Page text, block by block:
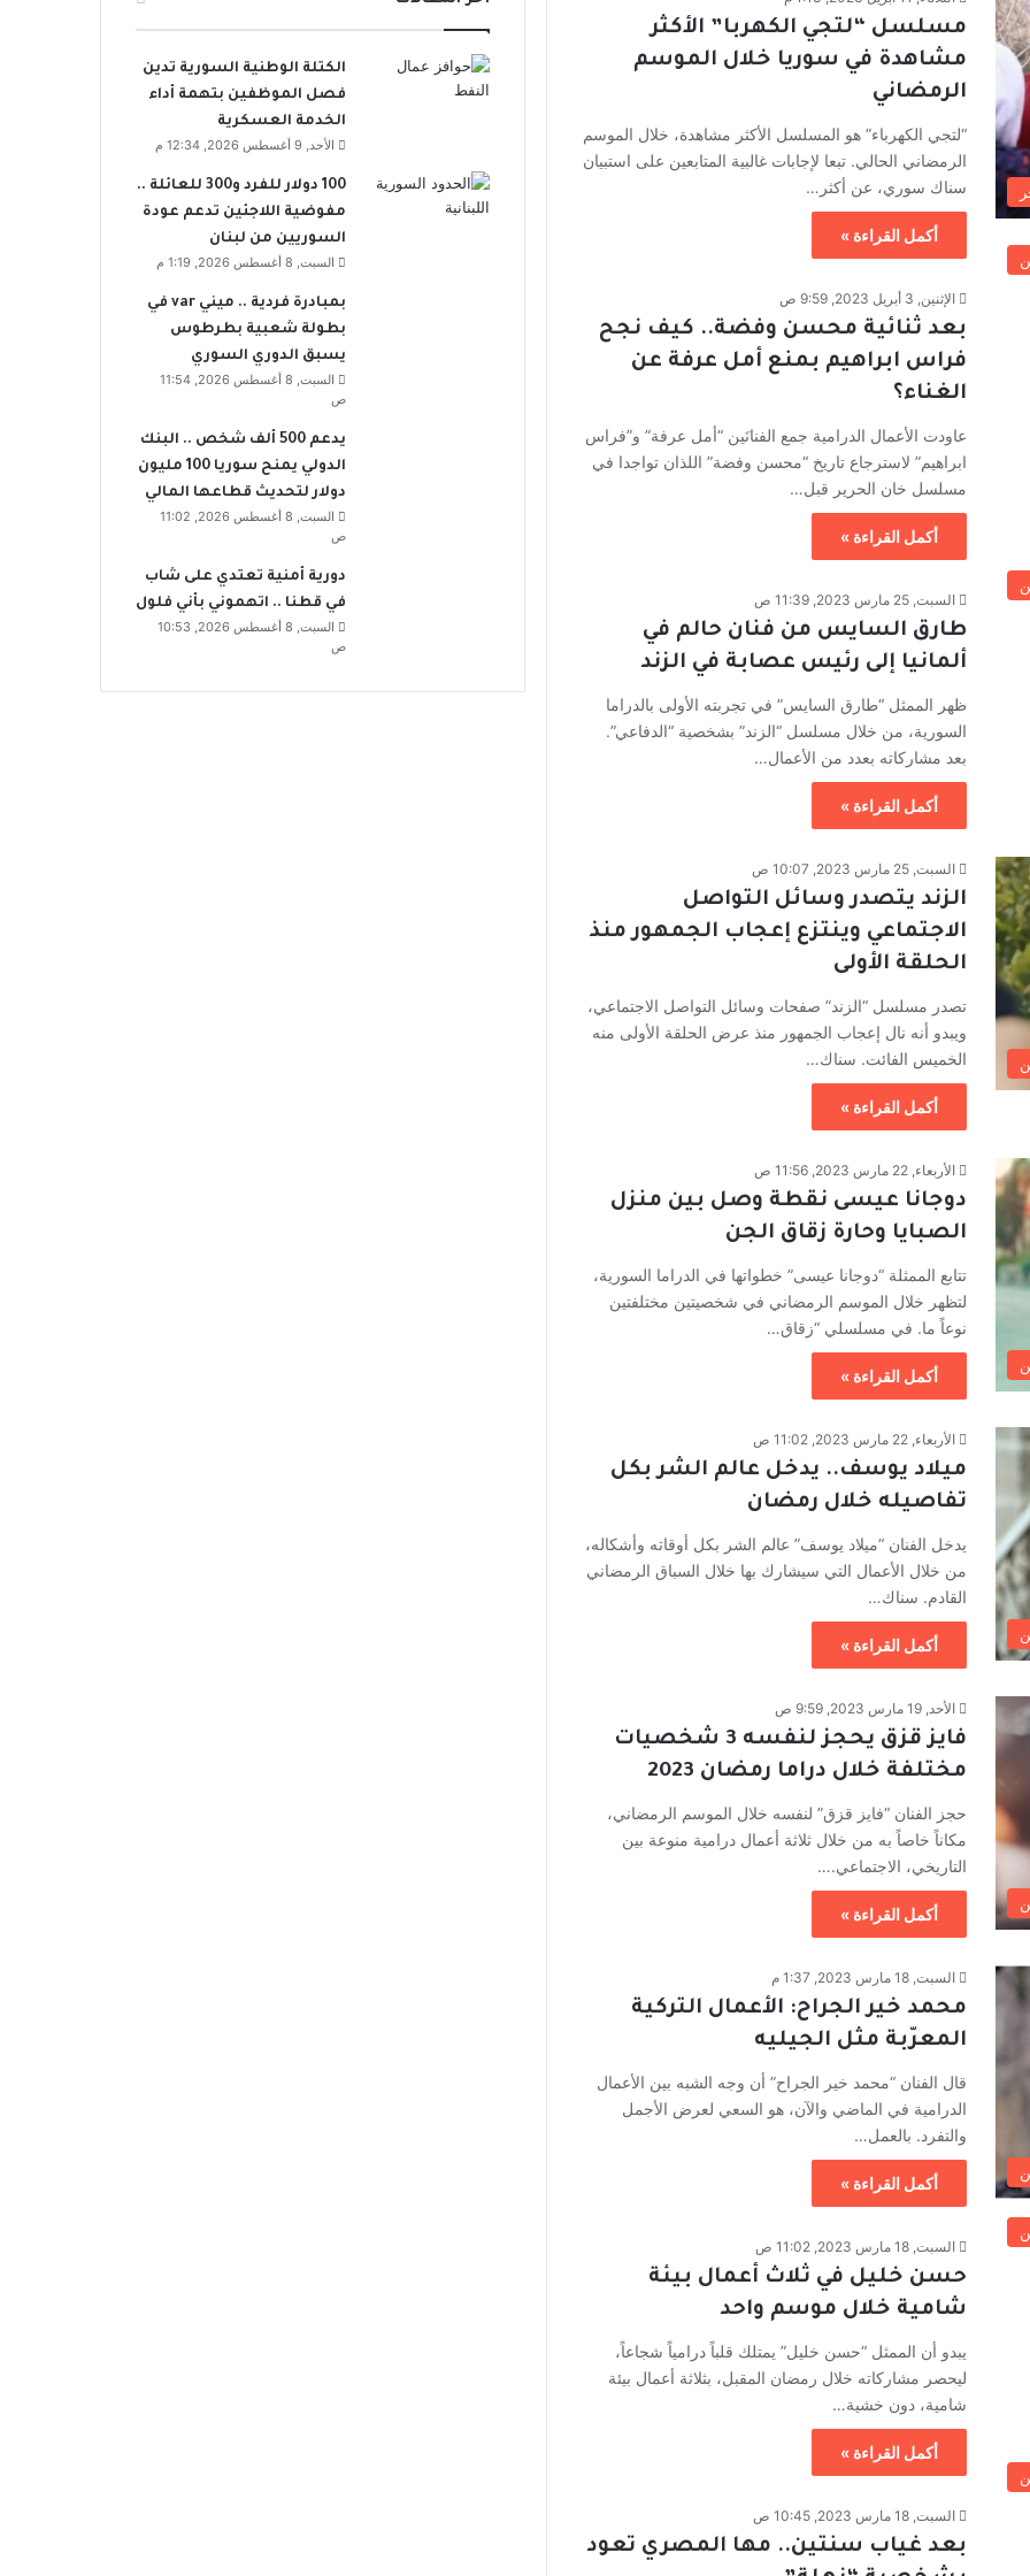
مسلسل “لتجي الكهربا” الأكثر
مشاهدة في سوريا خلال الموسم
الرمضاني
“لتجي الكهرباء” هو المسلسل الأكثر مشاهدة، خلال الموسم
الرمضاني الحالي. تبعا لإجابات غالبية المتابعين على استبيان
سناك سوري، عن أكثر…
أكمل القراءة »
الإثنين, 3 أبريل 2023, 9:59 ص
بعد ثنائية محسن وفضة.. كيف نجح
فراس ابراهيم بمنع أمل عرفة عن
الغناء؟
عاودت الأعمال الدرامية جمع الفنانَين “أمل عرفة” و”فراس
ابراهيم” لاسترجاع تاريخ “محسن وفضة” اللذان تواجدا في
مسلسل خان الحرير قبل…
أكمل القراءة »
السبت, 25 مارس 2023, 11:39 ص
طارق السايس من فنان حالم في
ألمانيا إلى رئيس عصابة في الزند
ظهر الممثل “طارق السايس” في تجربته الأولى بالدراما
السورية، من خلال مسلسل “الزند” بشخصية “الدفاعي”.
بعد مشاركاته بعدد من الأعمال…
أكمل القراءة »
السبت, 25 مارس 2023, 10:07 ص
الزند يتصدر وسائل التواصل
الاجتماعي وينتزع إعجاب الجمهور منذ
الحلقة الأولى
تصدر مسلسل “الزند” صفحات وسائل التواصل الاجتماعي،
ويبدو أنه نال إعجاب الجمهور منذ عرض الحلقة الأولى منه
الخميس الفائت. سناك…
أكمل القراءة »
الأربعاء, 22 مارس 2023, 11:56 ص
دوجانا عيسى نقطة وصل بين منزل
الصبايا وحارة زقاق الجن
تتابع الممثلة “دوجانا عيسى” خطواتها في الدراما السورية،
لتظهر خلال الموسم الرمضاني في شخصيتين مختلفتين
نوعاً ما. في مسلسلي “زقاق…
أكمل القراءة »
الأربعاء, 22 مارس 2023, 11:02 ص
ميلاد يوسف.. يدخل عالم الشر بكل
تفاصيله خلال رمضان
يدخل الفنان “ميلاد يوسف” عالم الشر بكل أوقاته وأشكاله،
من خلال الأعمال التي سيشارك بها خلال السباق الرمضاني
القادم. سناك…
أكمل القراءة »
الأحد, 19 مارس 2023, 9:59 ص
فايز قزق يحجز لنفسه 3 شخصيات
مختلفة خلال دراما رمضان 2023
حجز الفنان “فايز قزق” لنفسه خلال الموسم الرمضاني،
مكاناً خاصاً به من خلال ثلاثة أعمال درامية منوعة بين
التاريخي، الاجتماعي.…
أكمل القراءة »
السبت, 18 مارس 2023, 1:37 م
محمد خير الجراح: الأعمال التركية
المعرّبة مثل الجيليه
قال الفنان “محمد خير الجراح” أن وجه الشبه بين الأعمال
الدرامية في الماضي والآن، هو السعي لعرض الأجمل
والتفرد. بالعمل…
أكمل القراءة »
السبت, 18 مارس 2023, 11:02 ص
حسن خليل في ثلاث أعمال بيئة
شامية خلال موسم واحد
يبدو أن الممثل “حسن خليل” يمتلك قلباً درامياً شجاعاً،
ليحصر مشاركاته خلال رمضان المقبل، بثلاثة أعمال بيئة
شامية، دون خشية…
أكمل القراءة »
السبت, 18 مارس 2023, 10:45 ص
بعد غياب سنتين.. مها المصري تعود
الكتلة الوطنية السورية تدين
فصل الموظفين بتهمة أداء
الخدمة العسكرية
الأحد, 9 أغسطس 2026, 12:34 م
100 دولار للفرد و300 للعائلة ..
مفوضية اللاجئين تدعم عودة
السوريين من لبنان
السبت, 8 أغسطس 2026, 1:19 م
بمبادرة فردية .. ميني var في
بطولة شعبية بطرطوس
يسبق الدوري السوري
السبت, 8 أغسطس 2026, 11:54
ص
يدعم 500 ألف شخص .. البنك
الدولي يمنح سوريا 100 مليون
دولار لتحديث قطاعها المالي
السبت, 8 أغسطس 2026, 11:02
ص
دورية أمنية تعتدي على شاب
في قطنا .. اتهموني بأني فلول
السبت, 8 أغسطس 2026, 10:53
ص